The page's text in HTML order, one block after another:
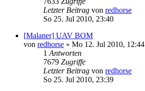
Letzter Beitrag von redhorse
So 25. Jul 2010, 23:40
[Malaner] UAV BOM
von redhorse » Mo 12. Jul 2010, 12:44
1 Antworten
7679 Zugriffe
Letzter Beitrag von redhorse
So 25. Jul 2010, 23:39